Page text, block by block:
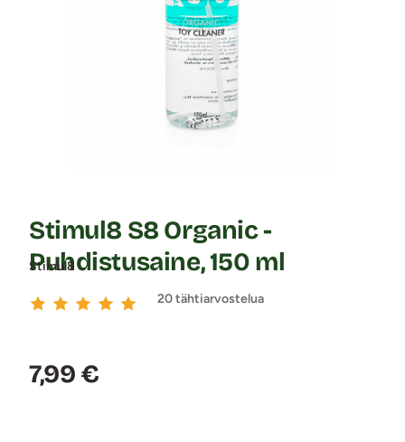
Stimul8
Stimul8 S8 Organic -
Puhdistusaine, 150 ml
20 tähtiarvostelua
Hinta:
7,99 €